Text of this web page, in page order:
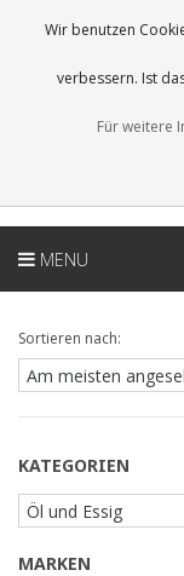
DE
MENU
Sortieren nach:
KATEGORIEN
MARKEN
Wir benutzen
verbessern. Ist
Für weitere